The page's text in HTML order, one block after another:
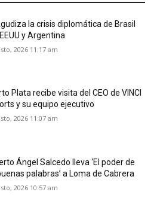
la crisis diplomática de Brasil
y Argentina
2026 11:17 am
Plata recibe visita del CEO de VINCI
y su equipo ejecutivo
2026 11:07 am
Ángel Salcedo lleva ‘El poder de
palabras’ a Loma de Cabrera
2026 10:57 am